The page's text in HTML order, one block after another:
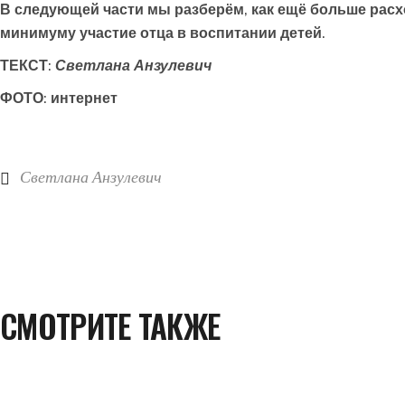
В следующей части мы разберём, как ещё больше
минимуму участие отца в воспитании детей.
ТЕКСТ: Светлана Анзулевич
ФОТО: интернет
Светлана Анзулевич
СМОТРИТЕ ТАКЖЕ